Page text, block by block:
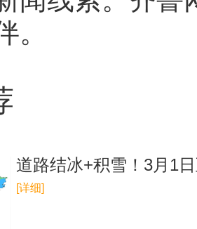
。
道路结冰+积雪！3月1
[详细]